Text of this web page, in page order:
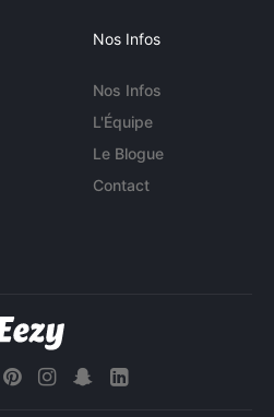
Nos Infos
Nos Infos
L'Équipe
Le Blogue
Contact